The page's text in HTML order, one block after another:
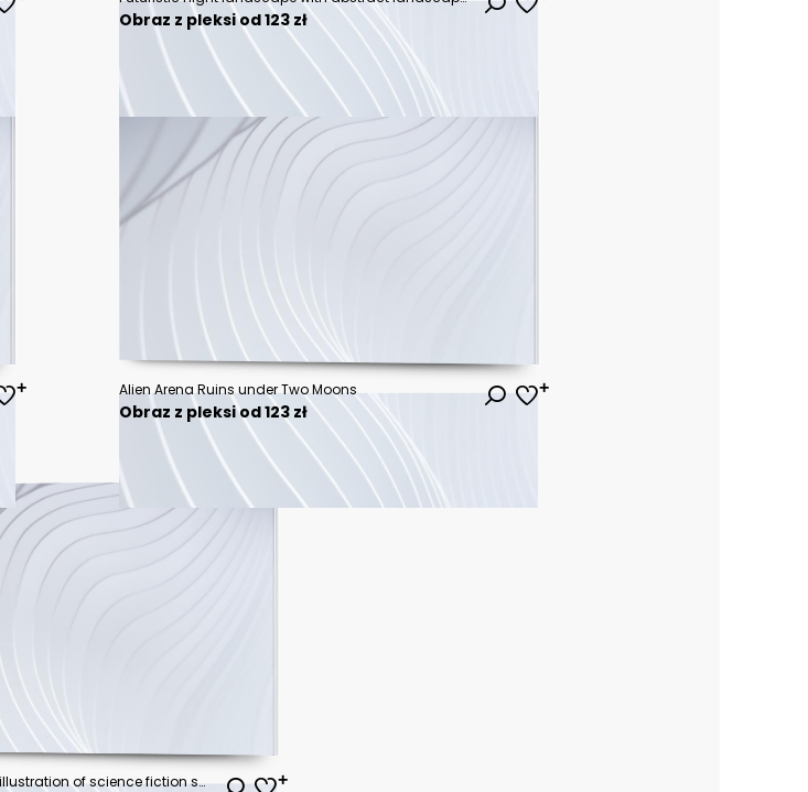
Obraz z pleksi od 123 zł
Alien Arena Ruins under Two Moons
Obraz z pleksi od 123 zł
The final eclipse / 3D illustration of science fiction scene showing astronaut viewing solar eclipse from mountain surrounded by asteroids in space